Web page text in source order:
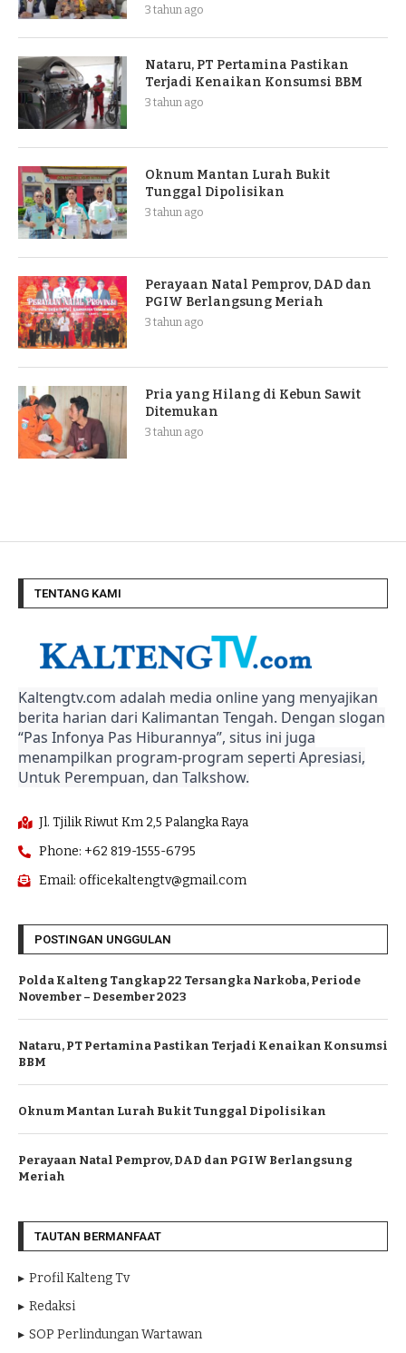
3 tahun ago
Nataru, PT Pertamina Pastikan
Terjadi Kenaikan Konsumsi BBM
3 tahun ago
Oknum Mantan Lurah Bukit
Tunggal Dipolisikan
3 tahun ago
Perayaan Natal Pemprov, DAD dan
PGIW Berlangsung Meriah
3 tahun ago
Pria yang Hilang di Kebun Sawit
Ditemukan
3 tahun ago
TENTANG KAMI
Kaltengtv.com adalah media online yang menyajikan
berita harian dari Kalimantan Tengah. Dengan slogan
“Pas Infonya Pas Hiburannya”, situs ini juga
menampilkan program-program seperti Apresiasi,
Untuk Perempuan, dan Talkshow.
Jl. Tjilik Riwut Km 2,5 Palangka Raya
Phone: +62 819-1555-6795
Email: officekaltengtv@gmail.com
POSTINGAN UNGGULAN
Polda Kalteng Tangkap 22 Tersangka Narkoba, Periode
November – Desember 2023
Nataru, PT Pertamina Pastikan Terjadi Kenaikan Konsumsi
BBM
Oknum Mantan Lurah Bukit Tunggal Dipolisikan
Perayaan Natal Pemprov, DAD dan PGIW Berlangsung
Meriah
TAUTAN BERMANFAAT
Profil Kalteng Tv
Redaksi
SOP Perlindungan Wartawan